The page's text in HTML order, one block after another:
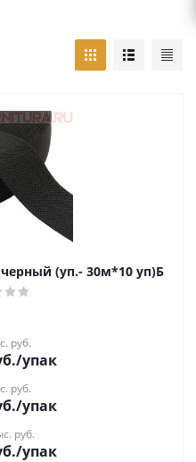
(уп.- 30м*10 уп)Б
руб.
/упак
руб.
/упак
руб.
/упак